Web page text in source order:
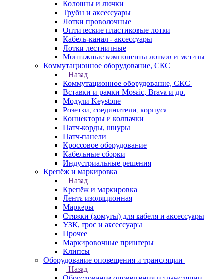
Колонны и лючки
Трубы и аксессуары
Лотки проволочные
Оптические пластиковые лотки
Кабель-канал - аксессуары
Лотки лестничные
Монтажные компоненты лотков и метизы
Коммутационное оборудование, СКС
Назад
Коммутационное оборудование, СКС
Вставки и рамки Mosaic, Brava и др.
Модули Keystone
Розетки, соединители, корпуса
Коннекторы и колпачки
Патч-корды, шнуры
Патч-панели
Кроссовое оборудование
Кабельные сборки
Индустриальные решения
Крепёж и маркировка
Назад
Крепёж и маркировка
Лента изоляционная
Маркеры
Стяжки (хомуты) для кабеля и аксессуары
УЗК, трос и аксессуары
Прочее
Маркировочные принтеры
Клипсы
Оборудование оповещения и трансляции
Назад